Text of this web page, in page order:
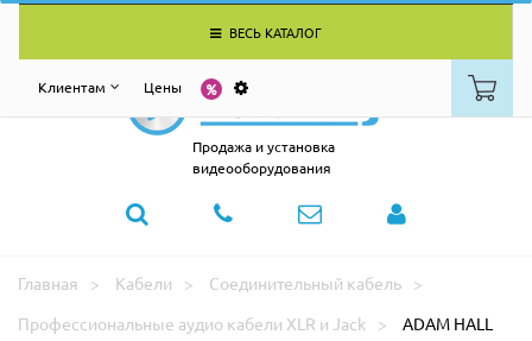
ВЕСЬ КАТАЛОГ
Клиентам Цены
Продажа и установка
видеооборудования
Главная Кабели
Соединительный кабель
Профессиональные аудио кабели XLR и Jack
ADAM HALL